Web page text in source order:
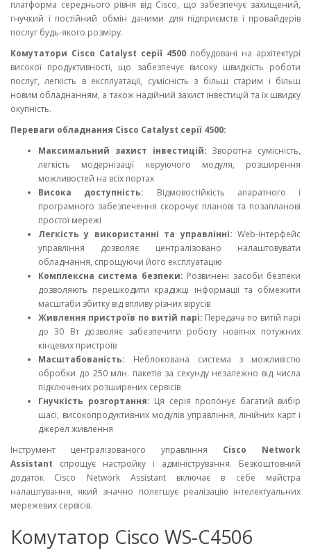
платформа середнього рівня від Cisco, що забезпечує захищений,
гнучкий і постійний обмін даними для підприємств і провайдерів
послуг будь-якого розміру.
Комутатори Cisco Catalyst серії 4500 побудовані на архітектурі
високої продуктивності, що забезпечує високу швидкість роботи
послуг, легкість в експлуатації, сумісність з більш старим і більш
новим обладнанням, а також надійний захист інвестицій та їх швидку
окупність.
Переваги обладнання Cisco Catalyst серії 4500:
Максимальний захист інвестицій: Зворотна сумісність,
легкість модернізації керуючого модуля, розширення
можливостей на всіх портах
Висока доступність: Відмовостійкість апаратного і
програмного забезпечення скорочує планові та позапланові
простої мережі
Легкість у використанні та управлінні: Web-інтерфейс
управління дозволяє централізовано налаштовувати
обладнання, спрощуючи його експлуатацію
Комплексна система безпеки: Розвинені засоби безпеки
дозволяють перешкодити крадіжці інформації та обмежити
масштаби збитку від впливу різних вірусів
Живлення пристроїв по витій парі: Передача по витій парі
до 30 Вт дозволяє забезпечити роботу новітніх потужних
кінцевих пристроїв
Масштабованість: Неблокована система з можливістю
обробки до 250 млн. пакетів за секунду незалежно від числа
підключених розширених сервісів
Гнучкість розгортання: Ця серія пропонує багатий вибір
шасі, високопродуктивних модулів управління, лінійних карт і
джерел живлення
Інструмент централізованого управління Cisco Network
Assistant спрощує настройку і адміністрування. Безкоштовний
додаток Cisco Network Assistant включає в себе майстра
налаштування, який значно полегшує реалізацію інтелектуальних
мережевих сервісів.
Комутатор Cisco WS-C4506